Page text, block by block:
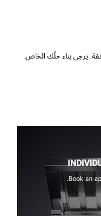
يرجى بناء حلّك الخاص
Book an